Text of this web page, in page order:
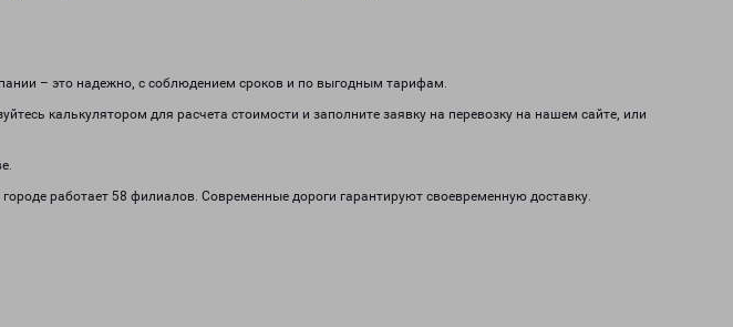
– это надежно, с соблюдением сроков и по выгодным тарифам.
калькулятором для расчета стоимости и заполните заявку на перевозку на нашем сайте, или
работает 58 филиалов. Современные дороги гарантируют своевременную доставку.